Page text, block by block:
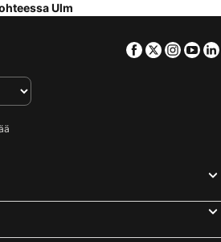
Hohenstadt, bed and breakfasts
Ulm
Facebook
Twitter